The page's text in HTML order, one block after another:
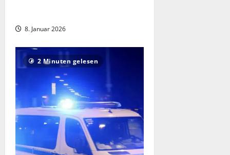
8. Januar 2026
2 Minuten gelesen